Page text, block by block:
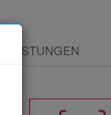
LEISTUNGEN